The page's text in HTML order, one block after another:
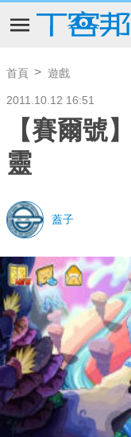
首頁 遊戲
2011.10.12 16:51
【賽爾號
靈
蓋子